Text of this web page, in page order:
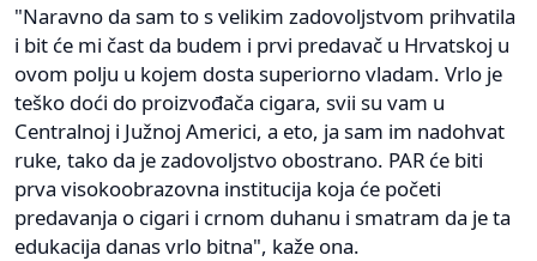
"Naravno da sam to s velikim zadovoljstvom prihvatila
i bit će mi čast da budem i prvi predavač u Hrvatskoj u
ovom polju u kojem dosta superiorno vladam. Vrlo je
teško doći do proizvođača cigara, svii su vam u
Centralnoj i Južnoj Americi, a eto, ja sam im nadohvat
ruke, tako da je zadovoljstvo obostrano. PAR će biti
prva visokoobrazovna institucija koja će početi
predavanja o cigari i crnom duhanu i smatram da je ta
edukacija danas vrlo bitna", kaže ona.